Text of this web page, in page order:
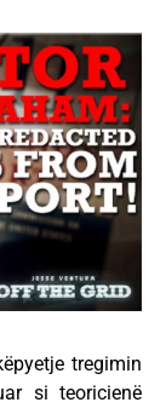
tregimin
si teoricienë